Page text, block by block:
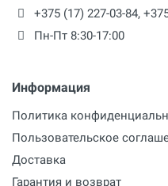
+375 (17) 227-03-84,
Пн-Пт 8:30-17:00
Информация
Политика
Пользовательское
Доставка
Гарантия и возврат